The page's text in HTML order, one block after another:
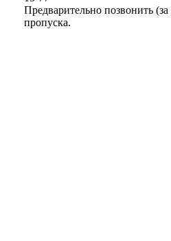
Предварительно позвонить (за
пропуска.